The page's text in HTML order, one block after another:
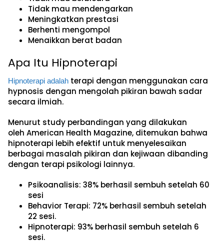
Tidak mau mendengarkan
Meningkatkan prestasi
Berhenti mengompol
Menaikkan berat badan
Apa Itu Hipnoterapi
Hipnoterapi adalah terapi dengan menggunakan cara
hypnosis dengan mengolah pikiran bawah sadar
secara ilmiah.
Menurut study perbandingan yang dilakukan
oleh American Health Magazine, ditemukan bahwa
hipnoterapi lebih efektif untuk menyelesaikan
berbagai masalah pikiran dan kejiwaan dibanding
dengan terapi psikologi lainnya.
Psikoanalisis: 38% berhasil sembuh setelah 60
sesi
Behavior Terapi: 72% berhasil sembuh setelah
22 sesi.
Hipnoterapi: 93% berhasil sembuh setelah 6
sesi.